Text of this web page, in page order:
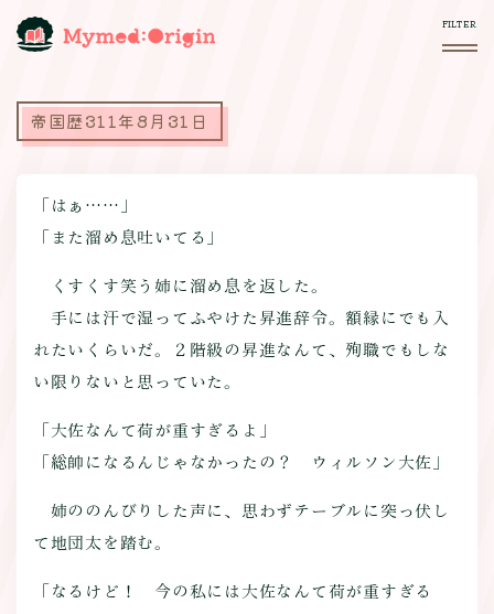
帝国歴311年8月31日
「はぁ……」
「また溜め息吐いてる」
くすくす笑う姉に溜め息を返した。
手には汗で湿ってふやけた昇進辞令。額縁にでも入
れたいくらいだ。２階級の昇進なんて、殉職でもしな
い限りないと思っていた。
「大佐なんて荷が重すぎるよ」
「総帥になるんじゃなかったの？ ウィルソン大佐」
姉ののんびりした声に、思わずテーブルに突っ伏し
て地団太を踏む。
「なるけど！ 今の私には大佐なんて荷が重すぎる